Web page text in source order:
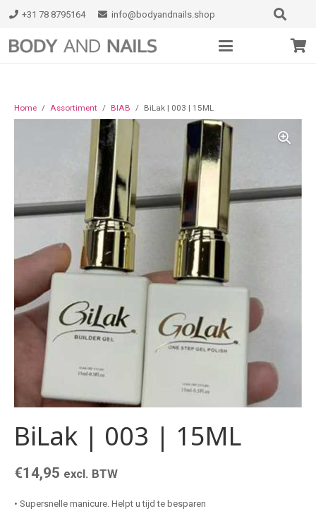
+31 78 8795164 info@bodyandnails.shop
Home / Assortiment / BIAB / BiLak | 003 | 15ML
BiLak | 003 | 15ML
€14,95 excl. BTW
• Supersnelle manicure. Helpt u tijd te besparen